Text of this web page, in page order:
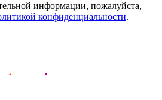
информации, пожалуйста,
конфиденциальности.